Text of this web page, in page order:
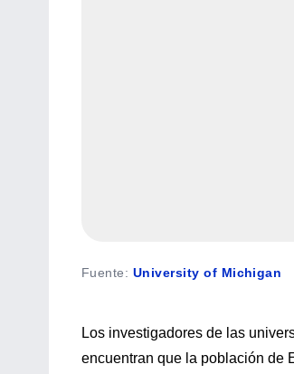
Fuente: University of Michigan
Los investigadores de las
encuentran que la población de